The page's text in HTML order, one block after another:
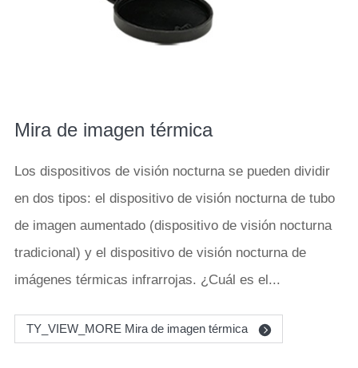
Mira de imagen térmica
Los dispositivos de visión nocturna se pueden dividir
en dos tipos: el dispositivo de visión nocturna de tubo
de imagen aumentado (dispositivo de visión nocturna
tradicional) y el dispositivo de visión nocturna de
imágenes térmicas infrarrojas. ¿Cuál es el...
TY_VIEW_MORE Mira de imagen térmica